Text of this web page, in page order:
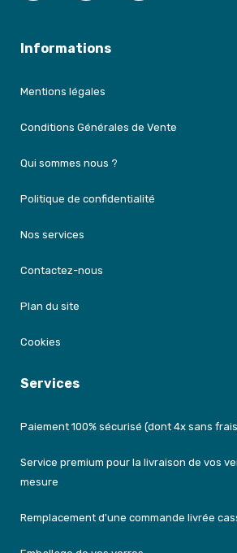
Informations
Mentions légales
Conditions Générales de Vente
Qui sommes nous ?
Politique de confidentialité
Nos services
Contactez-nous
Plan du site
Cookies
Services
Paiement 100% sécurisé (dont 4x sans
Service premium pour la livraison de vos
mesure
Remplacement d'une commande livrée